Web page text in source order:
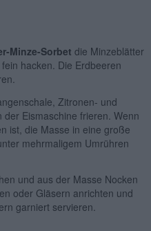
Minze-Sorbet die Minzeblätter
hacken. Die Erdbeeren
Zitronen- und
Eismaschine frieren. Wenn
ist, die Masse in eine große
mehrmaligem Umrühren
und aus der Masse Nocken
oder Gläsern anrichten und
garniert servieren.